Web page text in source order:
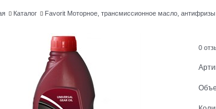
Каталог Favorit Моторное, трансмиссионное масло,
0